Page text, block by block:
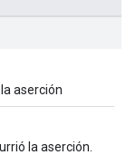
aserción
la aserción.